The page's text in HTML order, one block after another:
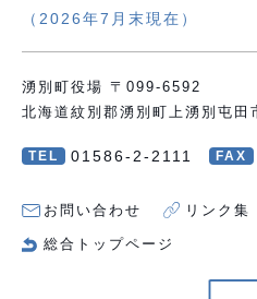
（2026年7月末現在）
湧別町役場 〒099-6592
北海道紋別郡湧別町上湧別屯田
TEL 01586-2-2111 FAX
お問い合わせ リンク集
総合トップページ